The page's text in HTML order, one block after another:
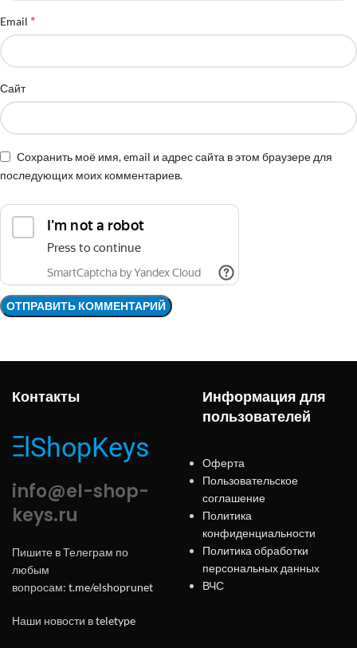
Email *
Сайт
Сохранить моё имя, email и адрес сайта в этом браузере для
последующих моих комментариев.
Контакты
info@el-shop-
keys.ru
Пишите в Телеграм по
любым
вопросам: t.me/elshoprunet
Наши новости вteletype
Информация для
пользователей
Оферта
Пользовательское
соглашение
Политика
конфиденциальности
Политика обработки
персональных данных
ВЧС